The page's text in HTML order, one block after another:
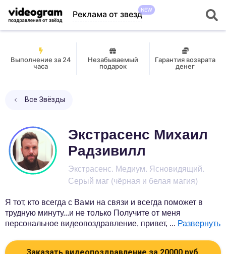
Реклама от звездNEW
Выполнение за 24
часа
Незабываемый
подарок
Гарантия возврата
денег
Все Звёзды
Экстрасенс Михаил
Радзивилл
Экстрасенс. Медиум. Ясновидящий.
Серый маг (чёрная и белая магия)
Я тот, кто всегда с Вами на связи и всегда поможет в
трудную минуту...и не только Получите от меня
персональное видеопоздравление, привет, ... Развернуть